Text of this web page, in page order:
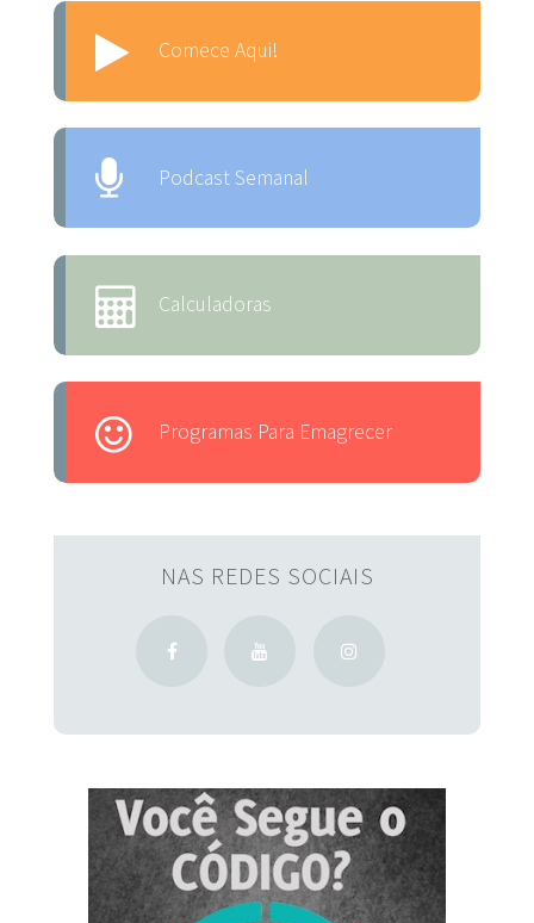
Comece Aqui!
Podcast Semanal
Calculadoras
Programas Para Emagrecer
NAS REDES SOCIAIS